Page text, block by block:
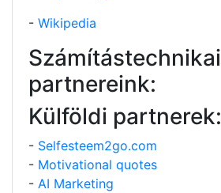
- Wikipedia
Számítástechnikai
partnereink:
Külföldi partnerek:
- Selfesteem2go.com
- Motivational quotes
- AI Marketing